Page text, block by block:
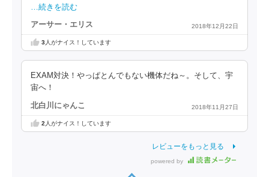
…続きを読む
アーサー・エリス 2018年12月22日
3人がナイス！しています
EXAM対決！やっぱとんでもない機体だね～。そして、宇
宙へ！
北白川にゃんこ 2018年11月27日
2 人がナイス！しています
レビューをもっと見る
powered by